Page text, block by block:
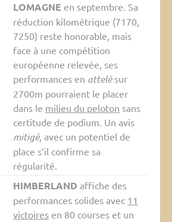
LOMAGNE en septembre. Sa
réduction kilométrique (7170,
7250) reste honorable, mais
face à une compétition
européenne relevée, ses
performances en attelésur
2700m pourraient le placer
dans le milieu du peloton sans
certitude de podium. Un avis
mitigé, avec un potentiel de
place s’il confirme sa
régularité.
HIMBERLAND affiche des
performances solides avec 11
victoiresen 80 courses et un